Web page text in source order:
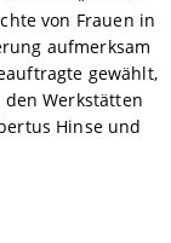
von Frauen in
aufmerksam
gewählt,
Werkstätten
Hinse und